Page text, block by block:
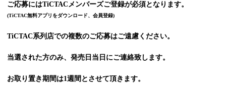
ご応募にはTiCTACメンバーズご登録が必須となります。
(TiCTAC無料アプリをダウンロード、会員登録)
TiCTAC系列店での複数のご応募はご遠慮ください。
当選された方のみ、発売日当日にご連絡致します。
お取り置き期間は1週間とさせて頂きます。